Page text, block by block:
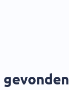
gevonden